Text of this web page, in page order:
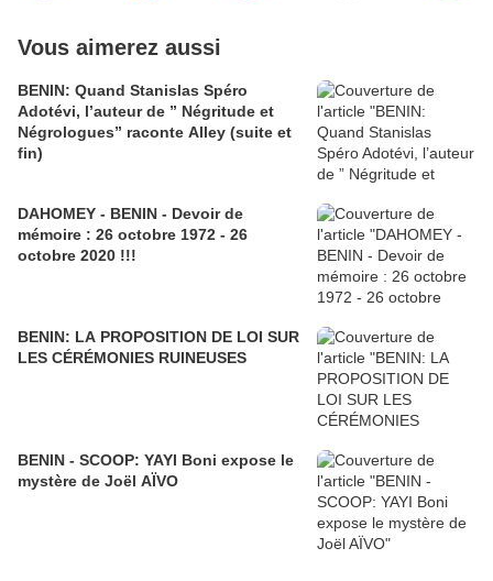
Vous aimerez aussi
BENIN: Quand Stanislas Spéro
Adotévi, l’auteur de ” Négritude et
Négrologues” raconte Alley (suite et
fin)
DAHOMEY - BENIN - Devoir de
mémoire : 26 octobre 1972 - 26
octobre 2020 !!!
BENIN: LA PROPOSITION DE LOI SUR
LES CÉRÉMONIES RUINEUSES
BENIN - SCOOP: YAYI Boni expose le
mystère de Joël AÏVO